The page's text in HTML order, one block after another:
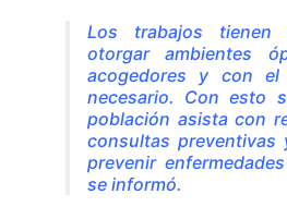
Los trabajos tienen
otorgar ambientes
acogedores y con el
necesario. Con esto
población asista con
consultas preventivas
prevenir
se informó.